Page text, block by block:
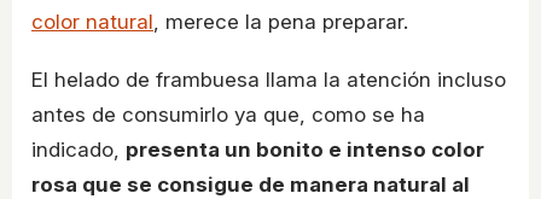
color natural, merece la pena preparar.
El helado de frambuesa llama la atención incluso
antes de consumirlo ya que, como se ha
indicado, presenta un bonito e intenso color
rosa que se consigue de manera natural al